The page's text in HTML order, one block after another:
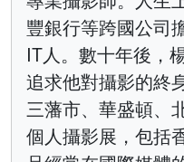
豐銀行等跨國公司
IT人。數十年後，
追求他對攝影的終
三藩市、華盛頓、
個人攝影展，包括